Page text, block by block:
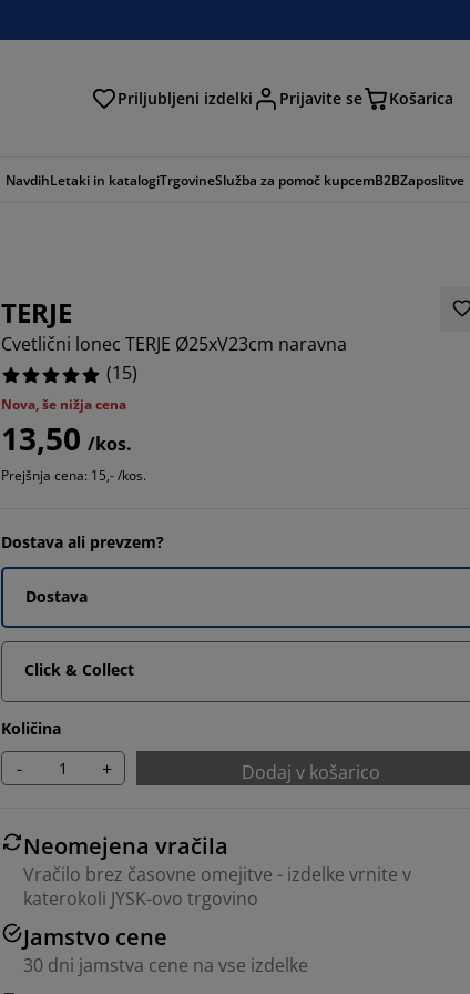
Priljubljeni izdelki Prijavite se Košarica
NavdihLetaki in katalogiTrgovineSlužba za pomoč kupcemB2BZaposlitve
TERJE
Cvetlični lonec TERJE Ø25xV23cm naravna
(15)
Nova, še nižja cena
13,50 /kos.
Prejšnja cena: 15,- /kos.
Dostava ali prevzem?
Dostava
Click & Collect
Količina
- + Dodaj v košarico
Neomejena vračila
Vračilo brez časovne omejitve - izdelke vrnite v
katerokoli JYSK-ovo trgovino
Jamstvo cene
30 dni jamstva cene na vse izdelke